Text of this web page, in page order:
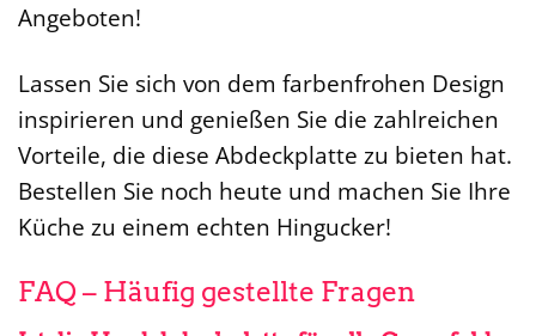
Angeboten!
Lassen Sie sich von dem farbenfrohen Design
inspirieren und genießen Sie die zahlreichen
Vorteile, die diese Abdeckplatte zu bieten hat.
Bestellen Sie noch heute und machen Sie Ihre
Küche zu einem echten Hingucker!
FAQ – Häufig gestellte Fragen